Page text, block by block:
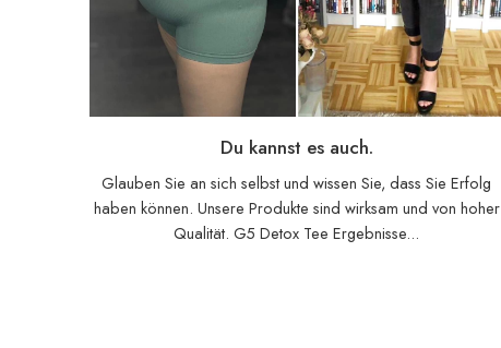
Du kannst es auch.
Glauben Sie an sich selbst und wissen Sie, dass Sie Erfolg
haben können. Unsere Produkte sind wirksam und von hoher
Qualität. G5 Detox Tee Ergebnisse...